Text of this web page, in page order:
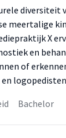
diversiteit
meertalige
X
en
of
en
Bachelor